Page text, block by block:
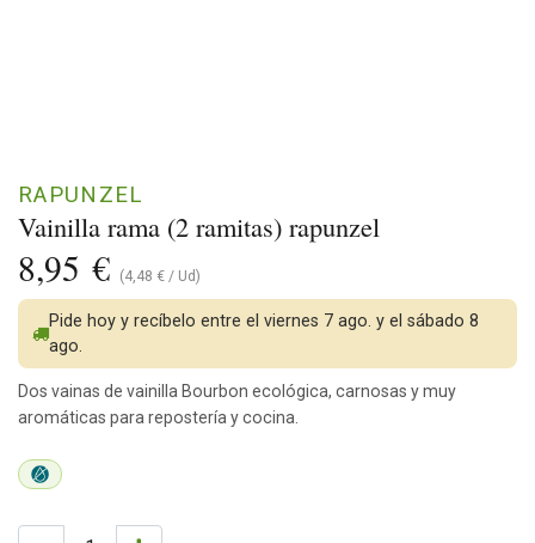
Vainilla rama (2 ramitas) rapunzel
RAPUNZEL
8,95 € (4,48 € / Ud)
Pide hoy y recíbelo entre el viernes 7 ago. y el sábado 8
ago.
Dos vainas de vainilla Bourbon ecológica, carnosas y muy
aromáticas para repostería y cocina.